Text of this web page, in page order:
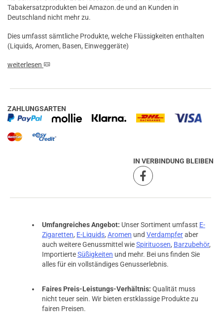
Tabakersatzprodukten bei Amazon.de und an Kunden in
Deutschland nicht mehr zu.
Dies umfasst sämtliche Produkte, welche Flüssigkeiten enthalten
(Liquids, Aromen, Basen, Einweggeräte)
weiterlesen
ZAHLUNGSARTEN
IN VERBINDUNG BLEIBEN
Umfangreiches Angebot: Unser Sortiment umfasst E-
Zigaretten, E-Liquids, Aromen und Verdampferaber
auch weitere Genussmittel wieSpirituosen, Barzubehör,
ImportierteSüßigkeiten und mehr. Bei uns finden Sie
alles für ein vollständiges Genusserlebnis.
Faires Preis-Leistungs-Verhältnis: Qualität muss
nicht teuer sein. Wir bieten erstklassige Produkte zu
fairen Preisen.